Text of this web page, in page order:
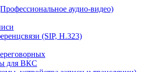
аудио-видео)
(SIP, H.323)
для ВКС